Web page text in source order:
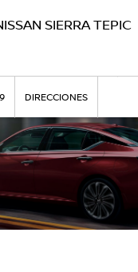
SIERRA TEPIC
DIRECCIONES